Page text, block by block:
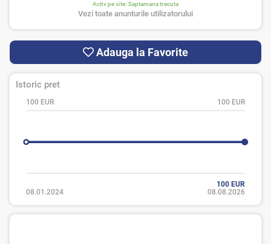
Activ pe site: Saptamana trecuta
Vezi toate anunturile utilizatorului
Adauga la Favorite
Istoric pret
100 EUR 100 EUR
100 EUR
08.01.2024
08.08.2026